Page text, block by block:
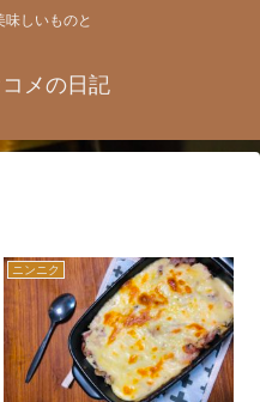
しいものと
メの日記
ニンニク